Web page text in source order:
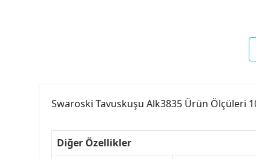
Swaroski Tavuskuşu Alk3835 Ürün Ölçüleri
Diğer Özellikler